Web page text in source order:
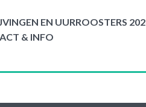
EN UURROOSTERS
& INFO